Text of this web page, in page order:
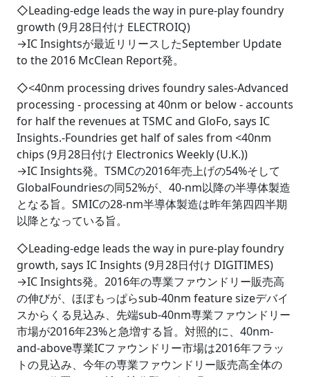
◇Leading-edge leads the way in pure-play foundry
growth (9月28日付け ELECTROIQ)
→IC Insightsが最近リリースしたSeptember Update
to the 2016 McClean Report発。
◇<40nm processing drives foundry sales-Advanced
processing - processing at 40nm or below - accounts
for half the revenues at TSMC and GloFo, says IC
Insights.-Foundries get half of sales from <40nm
chips (9月28日付け Electronics Weekly (U.K.))
→IC Insights発。TSMCの2016年売上げの54%そして
GlobalFoundriesの同52%が、40-nm以降の半導体製造
となる旨。SMICの28-nm半導体製造は昨年第四四半期
以降となっている旨。
◇Leading-edge leads the way in pure-play foundry
growth, says IC Insights (9月28日付け DIGITIMES)
→IC Insights発。2016年の専業ファウンドリー販売高
の伸びが、ほぼもっぱらsub-40nm feature sizeデバイ
スからくる見込み、先端sub-40nm専業ファウンドリー
市場が2016年23%と急増する旨。対照的に、40nm-
and-above専業ICファウンドリー市場は2016年フラッ
トの見込み、今年の専業ファウンドリー販売高全体の